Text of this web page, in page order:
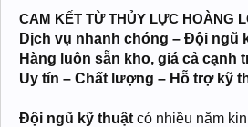
CAM KẾT TỪ THỦY LỰC HOÀNG
Dịch vụ nhanh chóng – Đội ngũ
Hàng luôn sẵn kho, giá cả cạnh
Uy tín – Chất lượng – Hỗ trợ kỹ
Đội ngũ kỹ thuật có nhiều năm